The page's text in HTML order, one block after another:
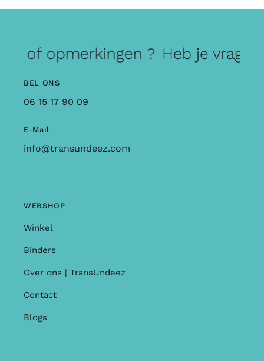
of opmerkingen ? Heb je
BEL ONS
06 15 17 90 09
E-Mail
info@transundeez.com
WEBSHOP
Winkel
Binders
Over ons | TransUndeez
Contact
Blogs